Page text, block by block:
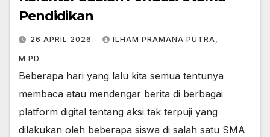
Pendidikan
26 APRIL 2026 ILHAM PRAMANA PUTRA,
M.PD.
Beberapa hari yang lalu kita semua tentunya
membaca atau mendengar berita di berbagai
platform digital tentang aksi tak terpuji yang
dilakukan oleh beberapa siswa di salah satu SMA